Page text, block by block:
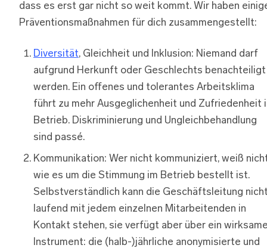
dass es erst gar nicht so weit kommt. Wir haben
Präventionsmaßnahmen für dich zusammengestellt:
Diversität, Gleichheit und Inklusion: Niemand darf
aufgrund Herkunft oder Geschlechts benachteiligt
werden. Ein offenes und tolerantes Arbeitsklima
führt zu mehr Ausgeglichenheit und Zufriedenheit
Betrieb. Diskriminierung und Ungleichbehandlung
sind passé.
Kommunikation: Wer nicht kommuniziert, weiß
wie es um die Stimmung im Betrieb bestellt ist.
Selbstverständlich kann die Geschäftsleitung
laufend mit jedem einzelnen Mitarbeitenden in
Kontakt stehen, sie verfügt aber über ein
Instrument: die (halb-)jährliche anonymisierte und